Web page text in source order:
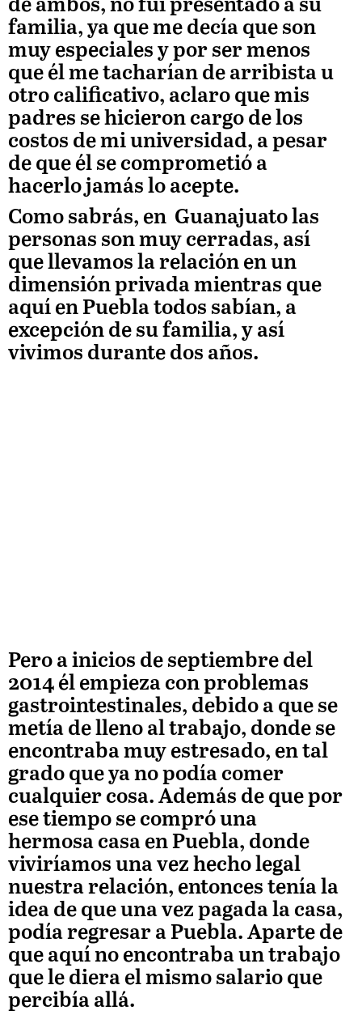
de ambos, no fui presentado a su
familia, ya que me decía que son
muy especiales y por ser menos
que él me tacharían de arribista u
otro calificativo, aclaro que mis
padres se hicieron cargo de los
costos de mi universidad, a pesar
de que él se comprometió a
hacerlo jamás lo acepte.
Como sabrás, en Guanajuato las
personas son muy cerradas, así
que llevamos la relación en un
dimensión privada mientras que
aquí en Puebla todos sabían, a
excepción de su familia, y así
vivimos durante dos años.
Pero a inicios de septiembre del
2014 él empieza con problemas
gastrointestinales, debido a que se
metía de lleno al trabajo, donde se
encontraba muy estresado, en tal
grado que ya no podía comer
cualquier cosa. Además de que por
ese tiempo se compró una
hermosa casa en Puebla, donde
viviríamos una vez hecho legal
nuestra relación, entonces tenía la
idea de que una vez pagada la casa,
podía regresar a Puebla. Aparte de
que aquí no encontraba un trabajo
que le diera el mismo salario que
percibía allá.